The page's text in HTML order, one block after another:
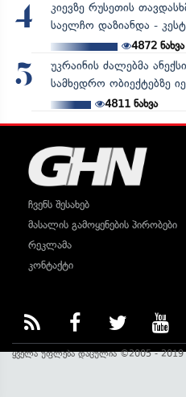
4
კიევზე რუსეთის
საელჩო დაზიანდა -
4872ნახვა
5
უკრაინის ძალებმა
სამხედრო ობიექტებზე
4811ნახვა
ჩვენს შესახებ
მასალის გამოყენების პირობები
რეკლამა
კონტაქტი
ყველა უფლება დაცულია ©2005 -